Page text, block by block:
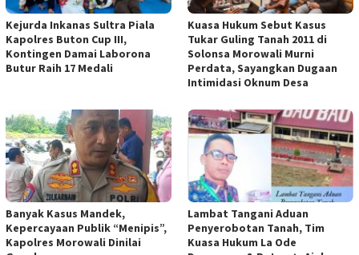
Kejurda Inkanas Sultra Piala
Kapolres Buton Cup III,
Kontingen Damai Laborona
Butur Raih 17 Medali
Kuasa Hukum Sebut Kasus
Tukar Guling Tanah 2011 di
Solonsa Morowali Murni
Perdata, Sayangkan Dugaan
Intimidasi Oknum Desa
Banyak Kasus Mandek,
Kepercayaan Publik “Menipis”,
Kapolres Morowali Dinilai
Lambat Tangani Aduan
Penyerobotan Tanah, Tim
Kuasa Hukum La Ode